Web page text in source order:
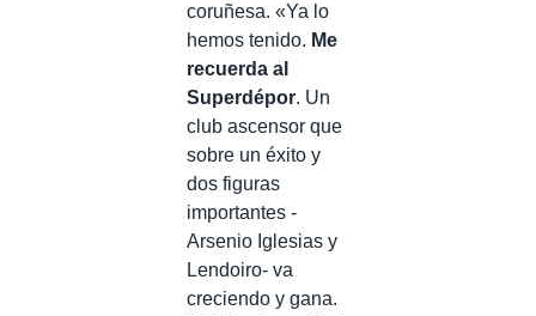
coruñesa. «Ya lo
hemos tenido. Me
recuerda al
Superdépor. Un
club ascensor que
sobre un éxito y
dos figuras
importantes -
Arsenio Iglesias y
Lendoiro- va
creciendo y gana.